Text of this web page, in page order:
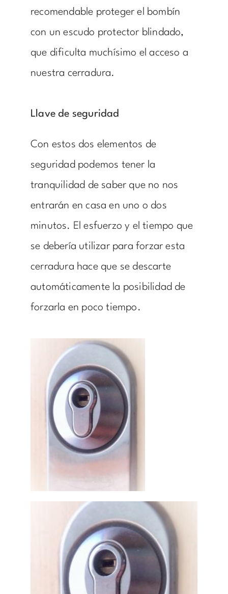
recomendable proteger el bombín
con un escudo protector blindado,
que dificulta muchísimo el acceso a
nuestra cerradura.
Llave de seguridad
Con estos dos elementos de
seguridad podemos tener la
tranquilidad de saber que no nos
entrarán en casa en uno o dos
minutos. El esfuerzo y el tiempo que
se debería utilizar para forzar esta
cerradura hace que se descarte
automáticamente la posibilidad de
forzarla en poco tiempo.